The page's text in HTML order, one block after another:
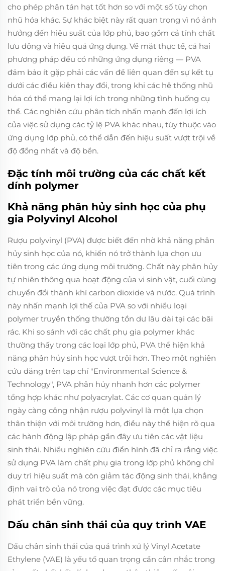
cho phép phân tán hạt tốt hơn so với một số tùy chọn
nhũ hóa khác. Sự khác biệt này rất quan trọng vì nó ảnh
hưởng đến hiệu suất của lớp phủ, bao gồm cả tính chất
lưu động và hiệu quả ứng dụng. Về mặt thực tế, cả hai
phương pháp đều có những ứng dụng riêng — PVA
đảm bảo ít gặp phải các vấn đề liên quan đến sự kết tụ
dưới các điều kiện thay đổi, trong khi các hệ thống nhũ
hóa có thể mang lại lợi ích trong những tình huống cụ
thể. Các nghiên cứu phân tích nhấn mạnh đến lợi ích
của việc sử dụng các tỷ lệ PVA khác nhau, tùy thuộc vào
ứng dụng lớp phủ, có thể dẫn đến hiệu suất vượt trội về
độ đồng nhất và độ bền.
Đặc tính môi trường của các chất kết
dính polymer
Khả năng phân hủy sinh học của phụ
gia Polyvinyl Alcohol
Rượu polyvinyl (PVA) được biết đến nhờ khả năng phân
hủy sinh học của nó, khiến nó trở thành lựa chọn ưu
tiên trong các ứng dụng môi trường. Chất này phân hủy
tự nhiên thông qua hoạt động của vi sinh vật, cuối cùng
chuyển đổi thành khí carbon dioxide và nước. Quá trình
này nhấn mạnh lợi thế của PVA so với nhiều loại
polymer truyền thống thường tồn dư lâu dài tại các bãi
rác. Khi so sánh với các chất phụ gia polymer khác
thường thấy trong các loại lớp phủ, PVA thể hiện khả
năng phân hủy sinh học vượt trội hơn. Theo một nghiên
cứu đăng trên tạp chí "Environmental Science &
Technology", PVA phân hủy nhanh hơn các polymer
tổng hợp khác như polyacrylat. Các cơ quan quản lý
ngày càng công nhận rượu polyvinyl là một lựa chọn
thân thiện với môi trường hơn, điều này thể hiện rõ qua
các hành động lập pháp gần đây ưu tiên các vật liệu
sinh thái. Nhiều nghiên cứu điển hình đã chỉ ra rằng việc
sử dụng PVA làm chất phụ gia trong lớp phủ không chỉ
duy trì hiệu suất mà còn giảm tác động sinh thái, khẳng
định vai trò của nó trong việc đạt được các mục tiêu
phát triển bền vững.
Dấu chân sinh thái của quy trình VAE
Dấu chân sinh thái của quá trình xử lý Vinyl Acetate
Ethylene (VAE) là yếu tố quan trọng cần cân nhắc trong